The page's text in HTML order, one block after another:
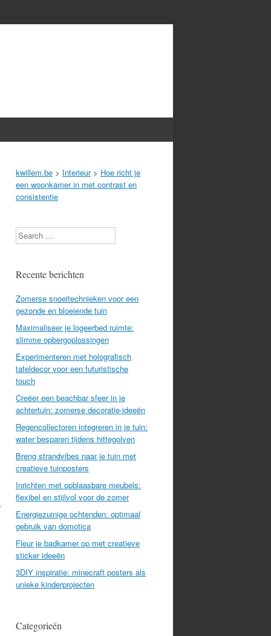
kwillem.be > Interieur> Hoe richt je
een woonkamer in met contrast en
consistentie
Search
Recente berichten
Zomerse snoeitechnieken voor een
gezonde en bloeiende tuin
Maximaliseer je logeerbed ruimte:
slimme opbergoplossingen
Experimenteren met holografisch
tafeldecor voor een futuristische
touch
Creëer een beachbar sfeer in je
achtertuin: zomerse decoratie-ideeën
Regencollectoren integreren in je tuin:
water besparen tijdens hittegolven
Breng strandvibes naar je tuin met
creatieve tuinposters
Inrichten met opblaasbare meubels:
flexibel en stijlvol voor de zomer
Energiezuinige ochtenden: optimaal
gebruik van domotica
Fleur je badkamer op met creatieve
sticker ideeën
3DIY inspiratie: minecraft posters als
unieke kinderprojecten
Categorieën